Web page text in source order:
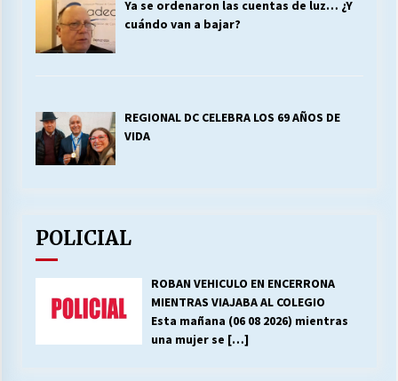
Ya se ordenaron las cuentas de luz… ¿Y
cuándo van a bajar?
REGIONAL DC CELEBRA LOS 69 AÑOS DE
VIDA
POLICIAL
ROBAN VEHICULO EN ENCERRONA
MIENTRAS VIAJABA AL COLEGIO
Esta mañana (06 08 2026) mientras
una mujer se […]